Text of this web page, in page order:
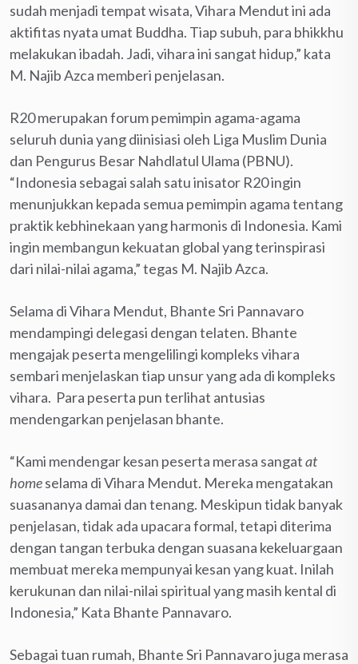
sudah menjadi tempat wisata, Vihara Mendut ini ada
aktifitas nyata umat Buddha. Tiap subuh, para bhikkhu
melakukan ibadah. Jadi, vihara ini sangat hidup,” kata
M. Najib Azca memberi penjelasan.
R20 merupakan forum pemimpin agama-agama
seluruh dunia yang diinisiasi oleh Liga Muslim Dunia
dan Pengurus Besar Nahdlatul Ulama (PBNU).
“Indonesia sebagai salah satu inisator R20 ingin
menunjukkan kepada semua pemimpin agama tentang
praktik kebhinekaan yang harmonis di Indonesia. Kami
ingin membangun kekuatan global yang terinspirasi
dari nilai-nilai agama,” tegas M. Najib Azca.
Selama di Vihara Mendut, Bhante Sri Pannavaro
mendampingi delegasi dengan telaten. Bhante
mengajak peserta mengelilingi kompleks vihara
sembari menjelaskan tiap unsur yang ada di kompleks
vihara. Para peserta pun terlihat antusias
mendengarkan penjelasan bhante.
“Kami mendengar kesan peserta merasa sangatat
homeselama di Vihara Mendut. Mereka mengatakan
suasananya damai dan tenang. Meskipun tidak banyak
penjelasan, tidak ada upacara formal, tetapi diterima
dengan tangan terbuka dengan suasana kekeluargaan
membuat mereka mempunyai kesan yang kuat. Inilah
kerukunan dan nilai-nilai spiritual yang masih kental di
Indonesia,” Kata Bhante Pannavaro.
Sebagai tuan rumah, Bhante Sri Pannavaro juga merasa